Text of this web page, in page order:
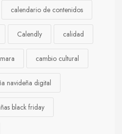
calendario de contenidos
Calendly calidad
cambio cultural
navideña digital
black friday